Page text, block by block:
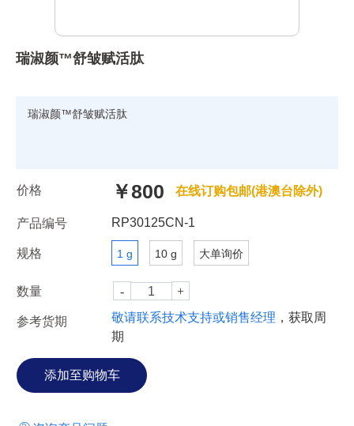
瑞淑颜™舒皱赋活肽
瑞淑颜™舒皱赋活肽
价格 ￥800 在线订购包邮(港澳台除外)
产品编号 RP30125CN-1
规格 1 g 10 g 大单询价
数量
参考货期 敬请联系技术支持或销售经理 ，获取周
期